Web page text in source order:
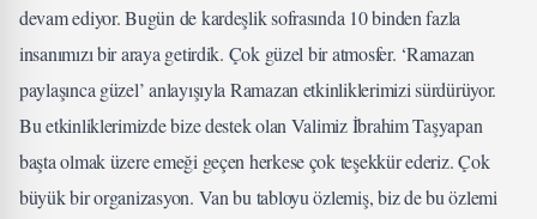
devam ediyor. Bugün de kardeşlik sofrasında 10 binden fazla
insanımızı bir araya getirdik. Çok güzel bir atmosfer. ‘Ramazan
paylaşınca güzel’ anlayışıyla Ramazan etkinliklerimizi sürdürüyor.
Bu etkinliklerimizde bize destek olan Valimiz İbrahim Taşyapan
başta olmak üzere emeği geçen herkese çok teşekkür ederiz. Çok
büyük bir organizasyon. Van bu tabloyu özlemiş, biz de bu özlemi